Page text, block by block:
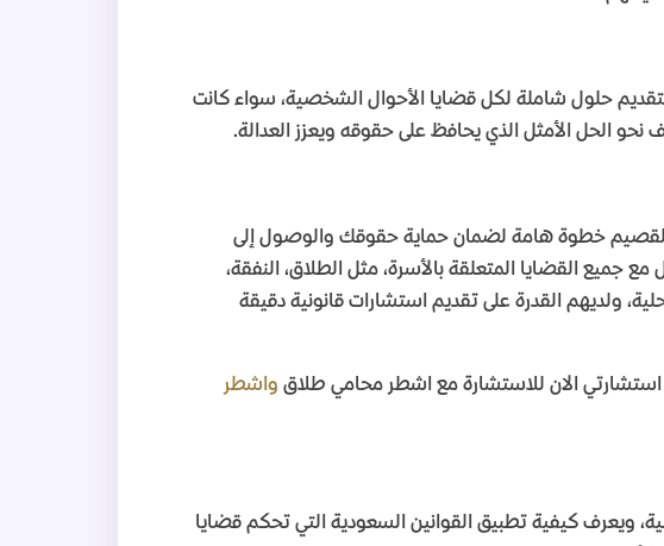
حلول شاملة لكل قضايا الأحوال الشخصية، سواء كانت
نحو الحل الأمثل الذي يحافظ على حقوقه ويعزز العدالة.
بالقصيم خطوة هامة لضمان حماية حقوقك والوصول إلى
جميع القضايا المتعلقة بالأسرة، مثل الطلاق، النفقة،
ولديهم القدرة على تقديم استشارات قانونية دقيقة
استشارتي الان للاستشارة مع اشطر محامي طلاق واشطر
ويعرف كيفية تطبيق القوانين السعودية التي تحكم قضايا